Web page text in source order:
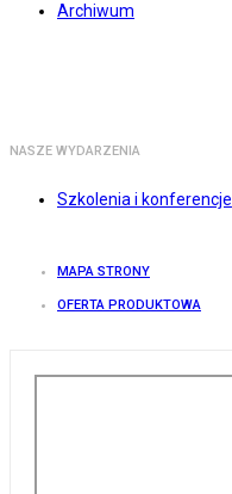
Archiwum
NASZE WYDARZENIA
Szkolenia i konferencje
MAPA STRONY
OFERTA PRODUKTOWA